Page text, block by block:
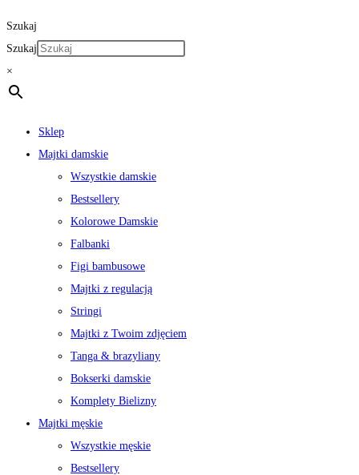
Szukaj
Szukaj
×
Sklep
Majtki damskie
Wszystkie damskie
Bestsellery
Kolorowe Damskie
Falbanki
Figi bambusowe
Majtki z regulacją
Stringi
Majtki z Twoim zdjęciem
Tanga & brazyliany
Bokserki damskie
Komplety Bielizny
Majtki męskie
Wszystkie męskie
Bestsellery